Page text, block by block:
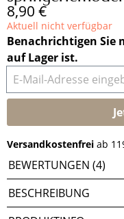
Regulärer Preis:
8,90 €
Aktuell nicht verfügbar
Benachrichtigen Sie
auf Lager ist.
E-Mail-Adresse
Versandkostenfrei ab
BEWERTUNGEN (4)
BESCHREIBUNG